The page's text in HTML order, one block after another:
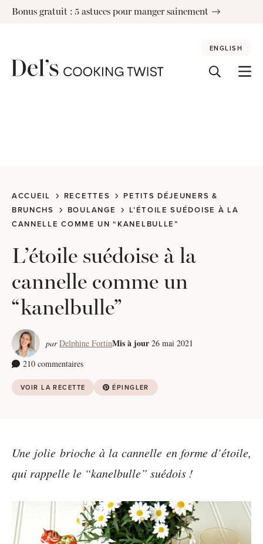
SkipBonus gratuit : 5 astuces pour manger sainement
ENGLISH
ACCUEIL RECETTES
PETITS DÉJEUNERS &
BRUNCHS
BOULANGE
L’ÉTOILE SUÉDOISE À LA
CANNELLE COMME UN “KANELBULLE”
L’étoile suédoise à la
cannelle comme un
“kanelbulle”
par Delphine FortinMis à jour 26 mai 2021
210 commentaires
VOIR LA RECETTE ÉPINGLER
Une jolie brioche à la cannelle en forme d’étoile,
qui rappelle le “kanelbulle” suédois !